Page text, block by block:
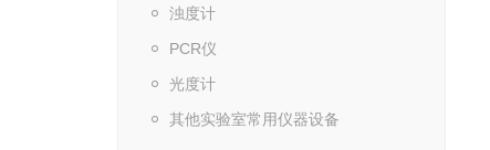
浊度计
PCR仪
光度计
其他实验室常用仪器设备